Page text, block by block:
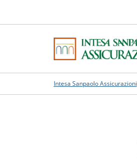
Intesa Sanpaolo Assicurazioni